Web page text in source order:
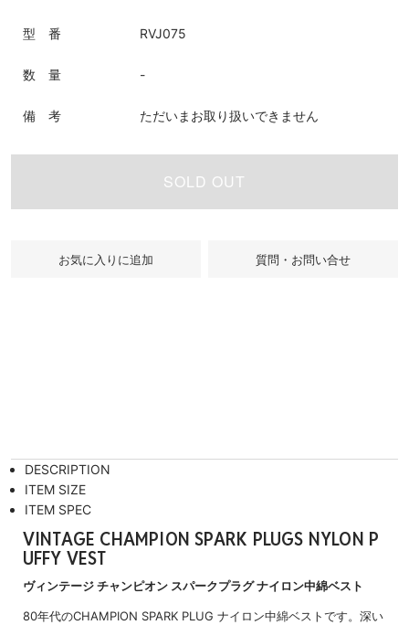
型 番 RVJ075
数 量 -
備 考 ただいまお取り扱いできません
質問・お問い合せ
DESCRIPTION
ITEM SIZE
ITEM SPEC
VINTAGE CHAMPION SPARK PLUGS NYLON P
UFFY VEST
ヴィンテージ チャンピオン スパークプラグ ナイロン中綿ベスト
80年代のCHAMPION SPARK PLUG ナイロン中綿ベストです。深い